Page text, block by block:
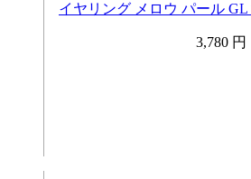
イヤリング メロウ パール GL
3,780 円